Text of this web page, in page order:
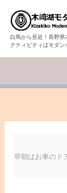
白馬から至近！長野
クティビティはモダ
早朝はお車のド